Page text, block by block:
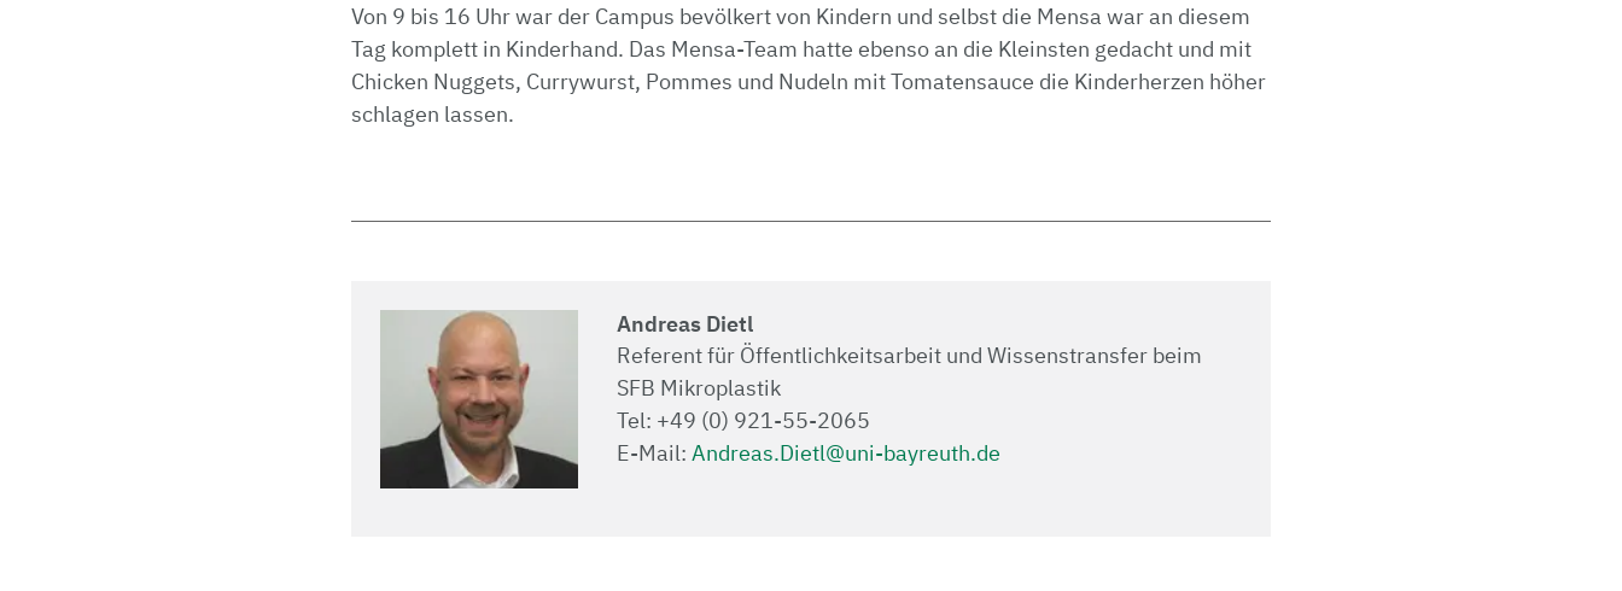
Von 9 bis 16 Uhr war der Campus bevölkert von Kindern und selbst die Mensa war an diesem
Tag komplett in Kinderhand. Das Mensa-Team hatte ebenso an die Kleinsten gedacht und mit
Chicken Nuggets, Currywurst, Pommes und Nudeln mit Tomatensauce die Kinderherzen höher
schlagen lassen.
Andreas Dietl
Referent für Öffentlichkeitsarbeit und Wissenstransfer beim
SFB Mikroplastik
Tel: +49 (0) 921-55-2065
E-Mail: Andreas.Dietl@uni-bayreuth.de